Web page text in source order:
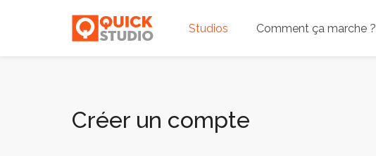
Studios Comment ça marche ?
Créer un compte